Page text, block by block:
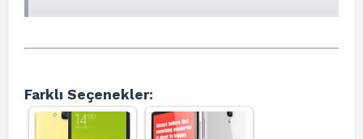
Farklı Seçenekler: